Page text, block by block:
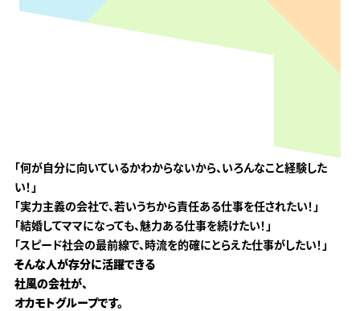
｢何が自分に向いているかわからないから、 いろんなこと経験した
い！｣
｢実力主義の会社で、若いうちから責任ある仕事を任されたい！｣
｢結婚してママになっても、魅力ある仕事を続けたい！｣
｢スピード社会の最前線で、 時流を的確にとらえた仕事がしたい！｣
そんな人が存分に活躍できる
社風の会社が、
オカモトグループです。